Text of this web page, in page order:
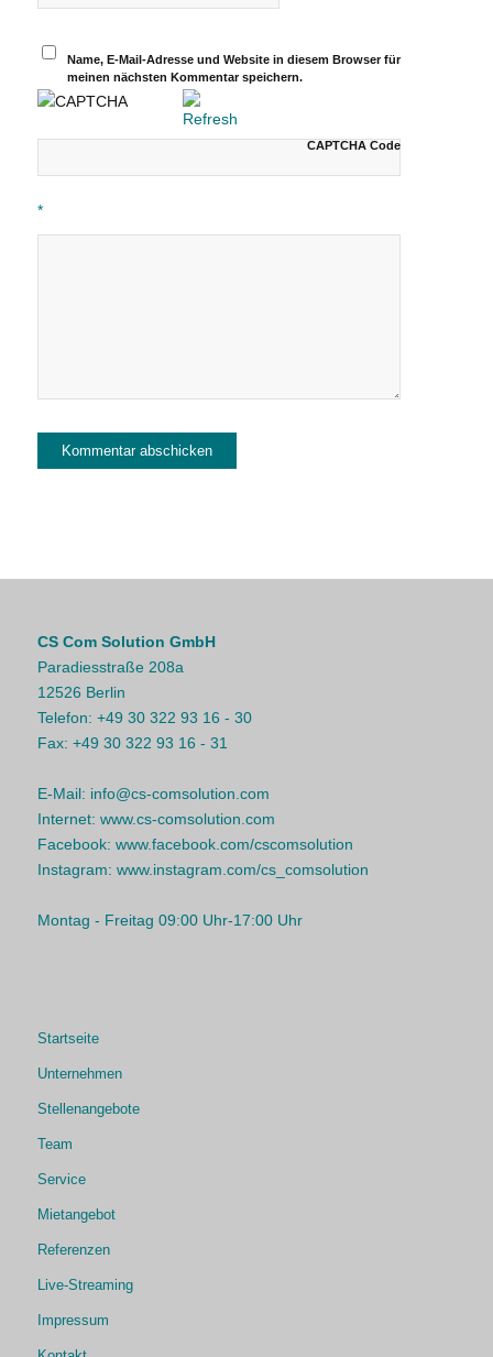
Name, E-Mail-Adresse und Website in diesem Browser für
meinen nächsten Kommentar speichern.
CAPTCHA Code
*
CS Com Solution GmbH
Paradiesstraße 208a
12526 Berlin
Telefon: +49 30 322 93 16 - 30
Fax: +49 30 322 93 16 - 31
E-Mail: info@cs-comsolution.com
Internet: www.cs-comsolution.com
Facebook: www.facebook.com/cscomsolution
Instagram: www.instagram.com/cs_comsolution
Montag - Freitag 09:00 Uhr-17:00 Uhr
Startseite
Unternehmen
Stellenangebote
Team
Service
Mietangebot
Referenzen
Live-Streaming
Impressum